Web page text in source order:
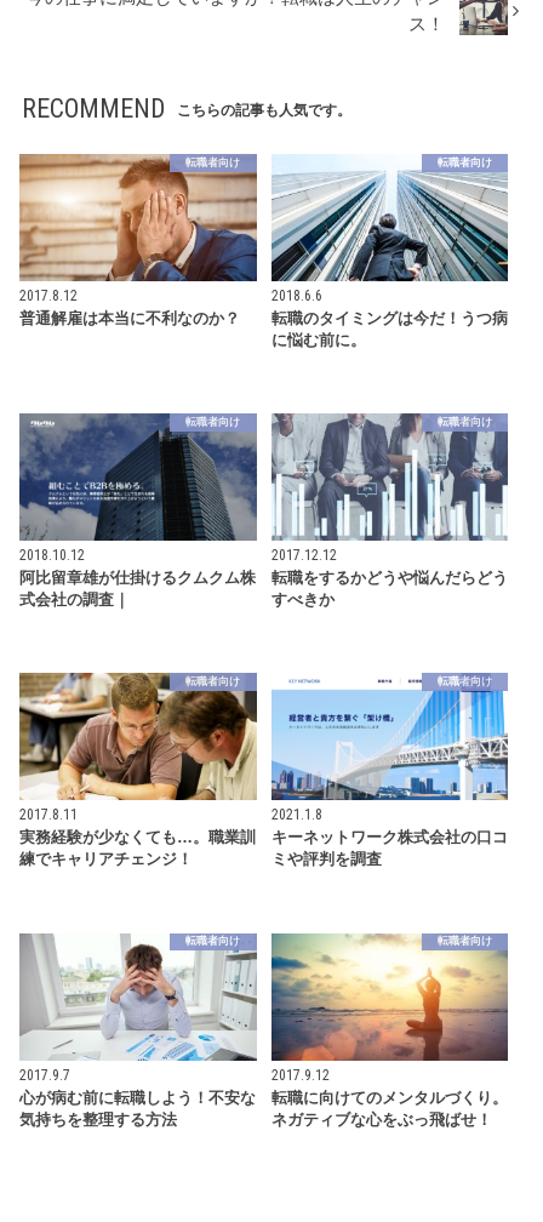
ス！
RECOMMEND こちらの記事も人気です。
転職者向け
2017.8.12
普通解雇は本当に不利なのか？
転職者向け
2018.6.6
転職のタイミングは今だ！うつ病
に悩む前に。
転職者向け
2018.10.12
阿比留章雄が仕掛けるクムクム株
式会社の調査｜
転職者向け
2017.12.12
転職をするかどうや悩んだらどう
すべきか
転職者向け
2017.8.11
実務経験が少なくても…。職業訓
練でキャリアチェンジ！
転職者向け
2021.1.8
キーネットワーク株式会社の口コ
ミや評判を調査
転職者向け
2017.9.7
心が病む前に転職しよう！不安な
気持ちを整理する方法
転職者向け
2017.9.12
転職に向けてのメンタルづくり。
ネガティブな心をぶっ飛ばせ！